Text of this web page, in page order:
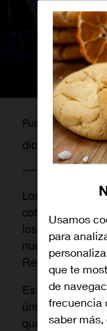
Publicado por
diciembre 1,
Los clientes de
cobertura de
los 100.000 m2
nuevo parque
Recinto Ferial
Es el Parque de
único de más de
que disfrutar y
Usamos
para
que te
de
frecuencia
saber